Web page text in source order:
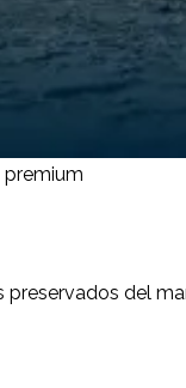
premium
del